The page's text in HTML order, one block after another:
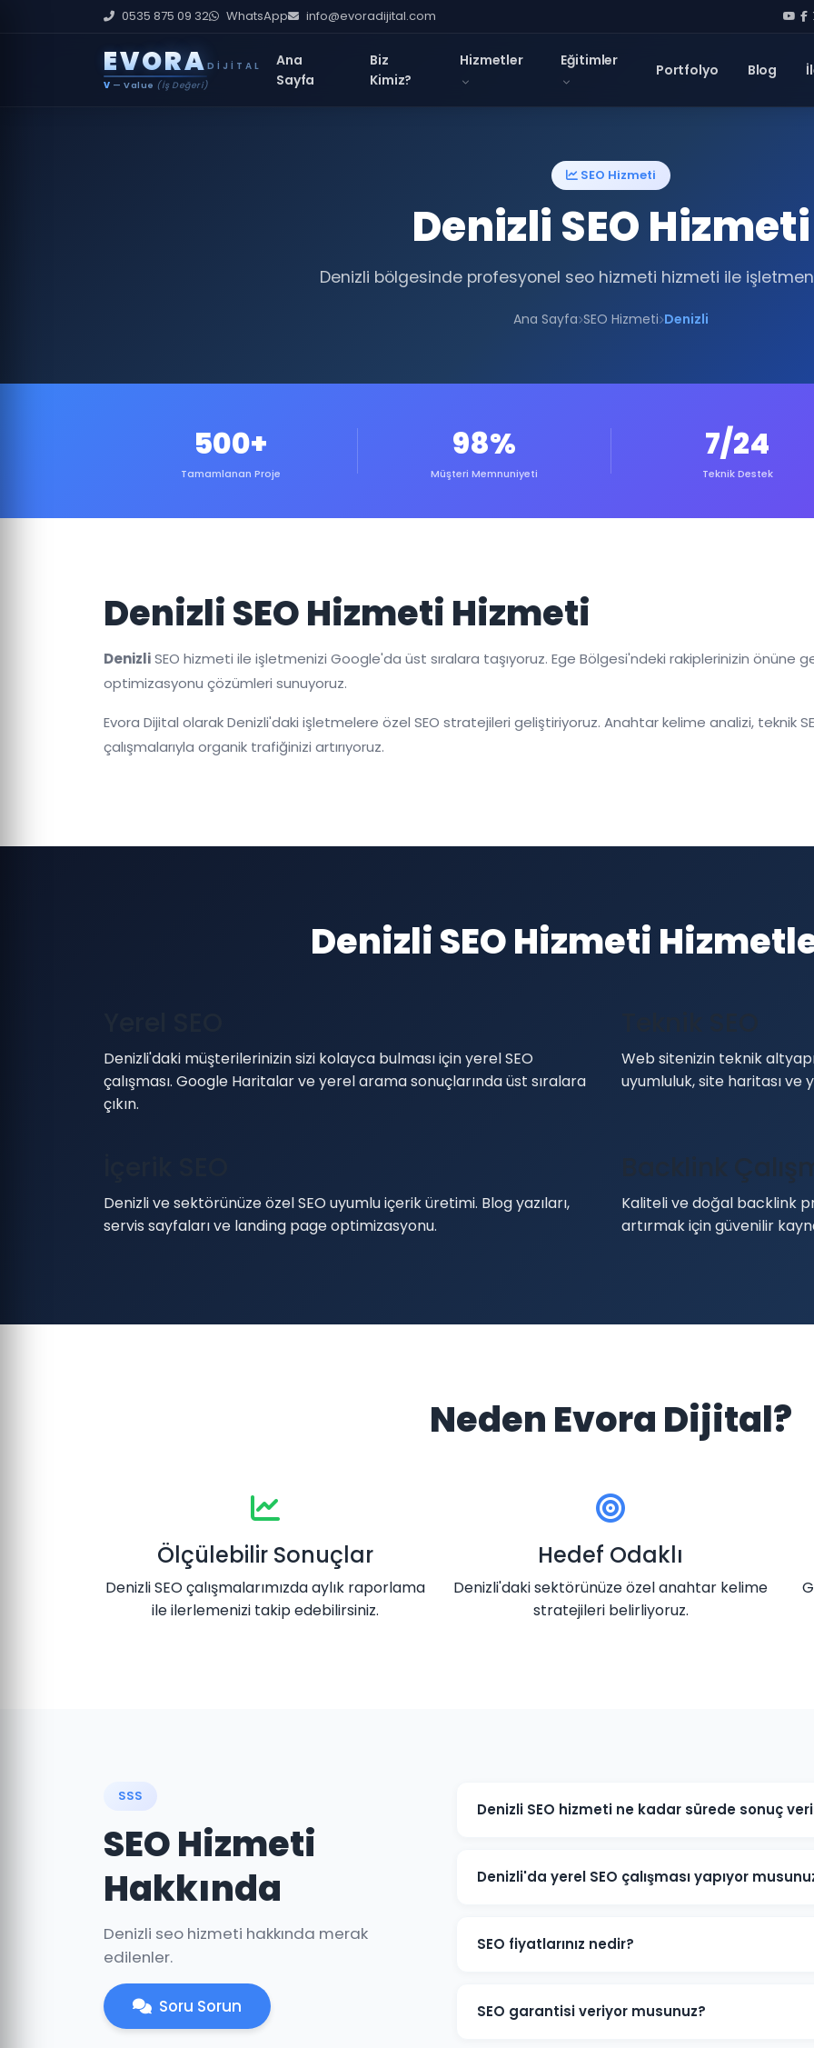
0535 875 09 32 WhatsApp info@evoradijital.com
EVORA DIJITAL
V — Value (İş Değeri)
Ana
Sayfa
Biz
Kimiz?
Hizmetler Eğitimler
Portfolyo Blog
SEO Hizmeti
Denizli SEO Hizmeti
Denizli bölgesinde profesyonel seo hizmeti hizmeti ile
Ana Sayfa SEO Hizmeti Denizli
500+
Tamamlanan Proje
98%
Müşteri Memnuniyeti
7/24
Teknik Destek
Denizli SEO Hizmeti Hizmeti
DenizliSEO hizmeti ile işletmenizi Google'da üst sıralara taşıyoruz. Ege Bölgesi'ndeki rakiplerinizin
optimizasyonu çözümleri sunuyoruz.
Evora Dijital olarak Denizli'daki işletmelere özel SEO stratejileri geliştiriyoruz. Anahtar kelime analizi, teknik
çalışmalarıyla organik trafiğinizi artırıyoruz.
Denizli SEO Hizmeti
Denizli'daki müşterilerinizin sizi kolayca bulması için yerel SEO
çalışması. Google Haritalar ve yerel arama sonuçlarında üst sıralara
çıkın.
Web sitenizin teknik
uyumluluk, site haritası ve
Denizli ve sektörünüze özel SEO uyumlu içerik üretimi. Blog yazıları,
servis sayfaları ve landing page optimizasyonu.
Backlink
Kaliteli ve doğal backlink
artırmak için güvenilir
Neden Evora Dijital?
Ölçülebilir Sonuçlar
Denizli SEO çalışmalarımızda aylık raporlama
ile ilerlemenizi takip edebilirsiniz.
Hedef Odaklı
Denizli'daki sektörünüze özel anahtar kelime
stratejileri belirliyoruz.
SSS
SEO Hizmeti
Hakkında
Denizli seo hizmeti hakkında merak
edilenler.
Soru Sorun
Denizli SEO hizmeti ne kadar sürede sonuç
rekabet yoğunluğuna ve sektörünüze bağlı olarak bu
Denizli'da yerel SEO çalışması yapıyor
çalışması ve yerel dizin kayıtları dahil kapsamlı yerel
SEO fiyatlarınız nedir?
işletmeniz için ücretsiz SEO analizi yapıp size özel
SEO garantisi veriyor musunuz?